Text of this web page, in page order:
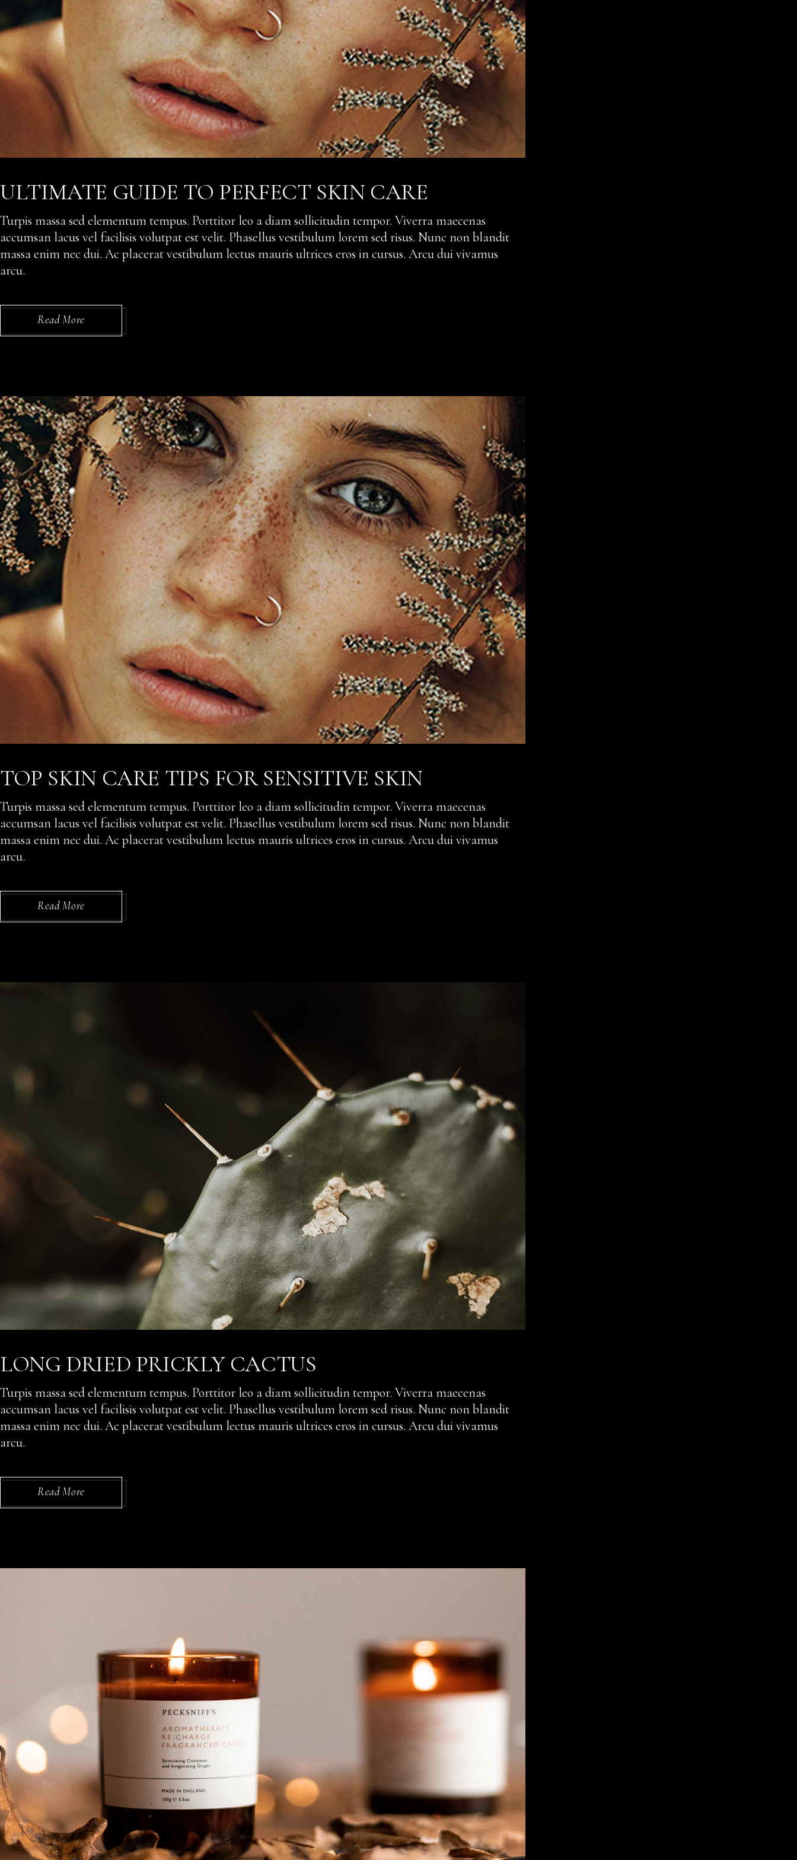
ULTIMATE GUIDE TO PERFECT SKIN CARE
Turpis massa sed elementum tempus. Porttitor leo a diam sollicitudin tempor. Viverra maecenas
accumsan lacus vel facilisis volutpat est velit. Phasellus vestibulum lorem sed risus. Nunc non blandit
massa enim nec dui. Ac placerat vestibulum lectus mauris ultrices eros in cursus. Arcu dui vivamus
arcu.
Read More
TOP SKIN CARE TIPS FOR SENSITIVE SKIN
Turpis massa sed elementum tempus. Porttitor leo a diam sollicitudin tempor. Viverra maecenas
accumsan lacus vel facilisis volutpat est velit. Phasellus vestibulum lorem sed risus. Nunc non blandit
massa enim nec dui. Ac placerat vestibulum lectus mauris ultrices eros in cursus. Arcu dui vivamus
arcu.
Read More
LONG DRIED PRICKLY CACTUS
Turpis massa sed elementum tempus. Porttitor leo a diam sollicitudin tempor. Viverra maecenas
accumsan lacus vel facilisis volutpat est velit. Phasellus vestibulum lorem sed risus. Nunc non blandit
massa enim nec dui. Ac placerat vestibulum lectus mauris ultrices eros in cursus. Arcu dui vivamus
arcu.
Read More